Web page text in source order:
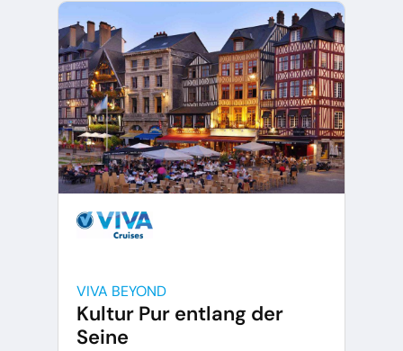
VIVA BEYOND
Kultur Pur entlang der
Seine